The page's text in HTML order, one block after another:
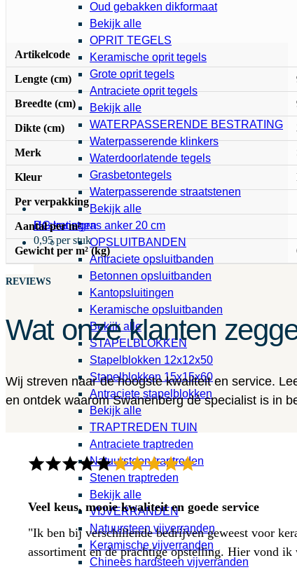
HG kunstgras anker 20 cm
0,95 per stuk
Oud gebakken dikformaat
Bekijk alle
OPRIT TEGELS
Keramische oprit tegels
Grote oprit tegels
Antraciete oprit tegels
Bekijk alle
WATERPASSERENDE BESTRATING
Waterpasserende klinkers
Waterdoorlatende tegels
Grasbetontegels
Waterpasserende straatstenen
Bekijk alle
Bestratingen
OPSLUITBANDEN
Antraciete opsluitbanden
Betonnen opsluitbanden
Kantopsluitingen
Keramische opsluitbanden
Bekijk alle
STAPELBLOKKEN
Stapelblokken 12x12x50
Stapelblokken 15x15x60
Antraciete stapelblokken
Bekijk alle
TRAPTREDEN TUIN
Antraciete traptreden
Natuursteen traptreden
Stenen traptreden
Bekijk alle
VIJVERRANDEN
Natuursteen vijverranden
Keramische vijverranden
Chinees hardsteen vijverranden
Artikelcode
Lengte (cm)
Breedte (cm)
Dikte (cm)
Merk
Kleur
Per verpakking
Aantal per m²
Gewicht per m² (kg)
REVIEWS
Wat onze klanten
Wij streven naar de hoogste kwaliteit en service.
en ontdek waarom Swanenberg dé specialist is in
Veel keus, mooie kwaliteit en goede service
"Ik ben bij verschillende bedrijven geweest voor
assortiment en de prachtige opstelling. Hier vond